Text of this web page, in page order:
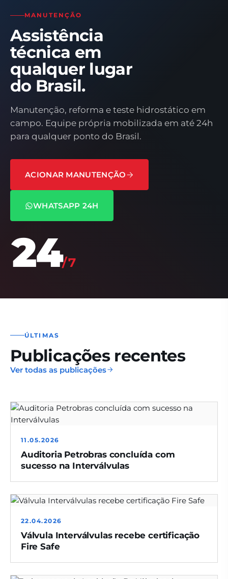
MANUTENÇÃO
Assistência
técnica em
qualquer lugar
do Brasil.
Manutenção, reforma e teste hidrostático em
campo. Equipe própria mobilizada em até 24h
para qualquer ponto do Brasil.
ACIONAR MANUTENÇÃO
WHATSAPP 24H
24/7
ÚLTIMAS
Publicações recentes
Ver todas as publicações
11.05.2026
Auditoria Petrobras concluída com
sucesso na Interválvulas
22.04.2026
Válvula Interválvulas recebe certificação
Fire Safe